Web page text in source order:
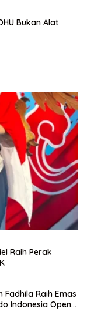
Bukan Alat
Raih Perak
Fadhila Raih Emas
Indonesia Open